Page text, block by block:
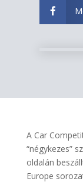

A Car
“négykezes”
oldalán
Europe